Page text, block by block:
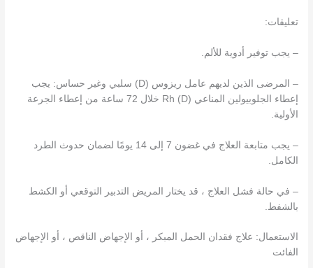
تعليقات:
– يجب توفير أدوية للألم.
– المرضى الذين لديهم عامل ريزوس (D) سلبي وغير حساس: يجب
إعطاء الجلوبيولين المناعي Rh (D) خلال 72 ساعة من إعطاء الجرعة
الأولية.
– يجب متابعة العلاج في غضون 7 إلى 14 يومًا لضمان حدوث الطرد
الكامل.
– في حالة فشل العلاج ، قد يختار المريض التدبير التوقعي أو الكشط
بالشفط.
الاستعمال: علاج فقدان الحمل المبكر ، أو الإجهاض الناقص ، أو الإجهاض
الفائت